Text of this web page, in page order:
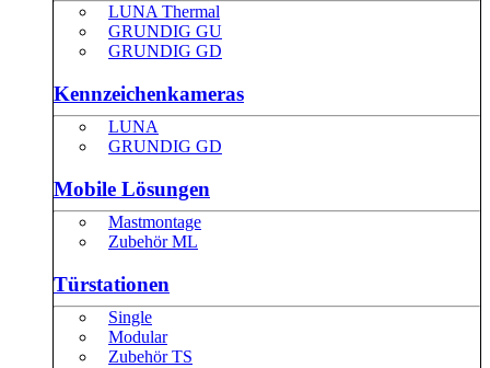
LUNA Thermal
GRUNDIG GU
GRUNDIG GD
Kennzeichenkameras
LUNA
GRUNDIG GD
Mobile Lösungen
Mastmontage
Zubehör ML
Türstationen
Single
Modular
Zubehör TS